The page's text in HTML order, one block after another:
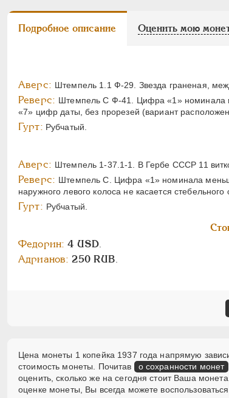
Подробное описание Оценить мою
Аверс: Штемпель 1.1 Ф-29. Звезда граненая,
Реверс: Штемпель С Ф-41. Цифра «1» номинала
«7» цифр даты, без прорезей (вариант
Гурт: Рубчатый.
Аверс: Штемпель 1-37.1-1. В Гербе СССР 11
Реверс: Штемпель С. Цифра «1» номинала
наружного левого колоса не касается
Гурт: Рубчатый.
Федорин: 4 USD.
Адрианов: 250 RUB
Цена монеты 1 копейка 1937 года напрямую
стоимость монеты. Почитав
о сохранности монет
оценить, сколько же на сегодня стоит Ваша
оценке монеты, Вы всегда можете воспользоваться